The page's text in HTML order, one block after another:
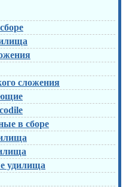
сложения
в сборе
удилища